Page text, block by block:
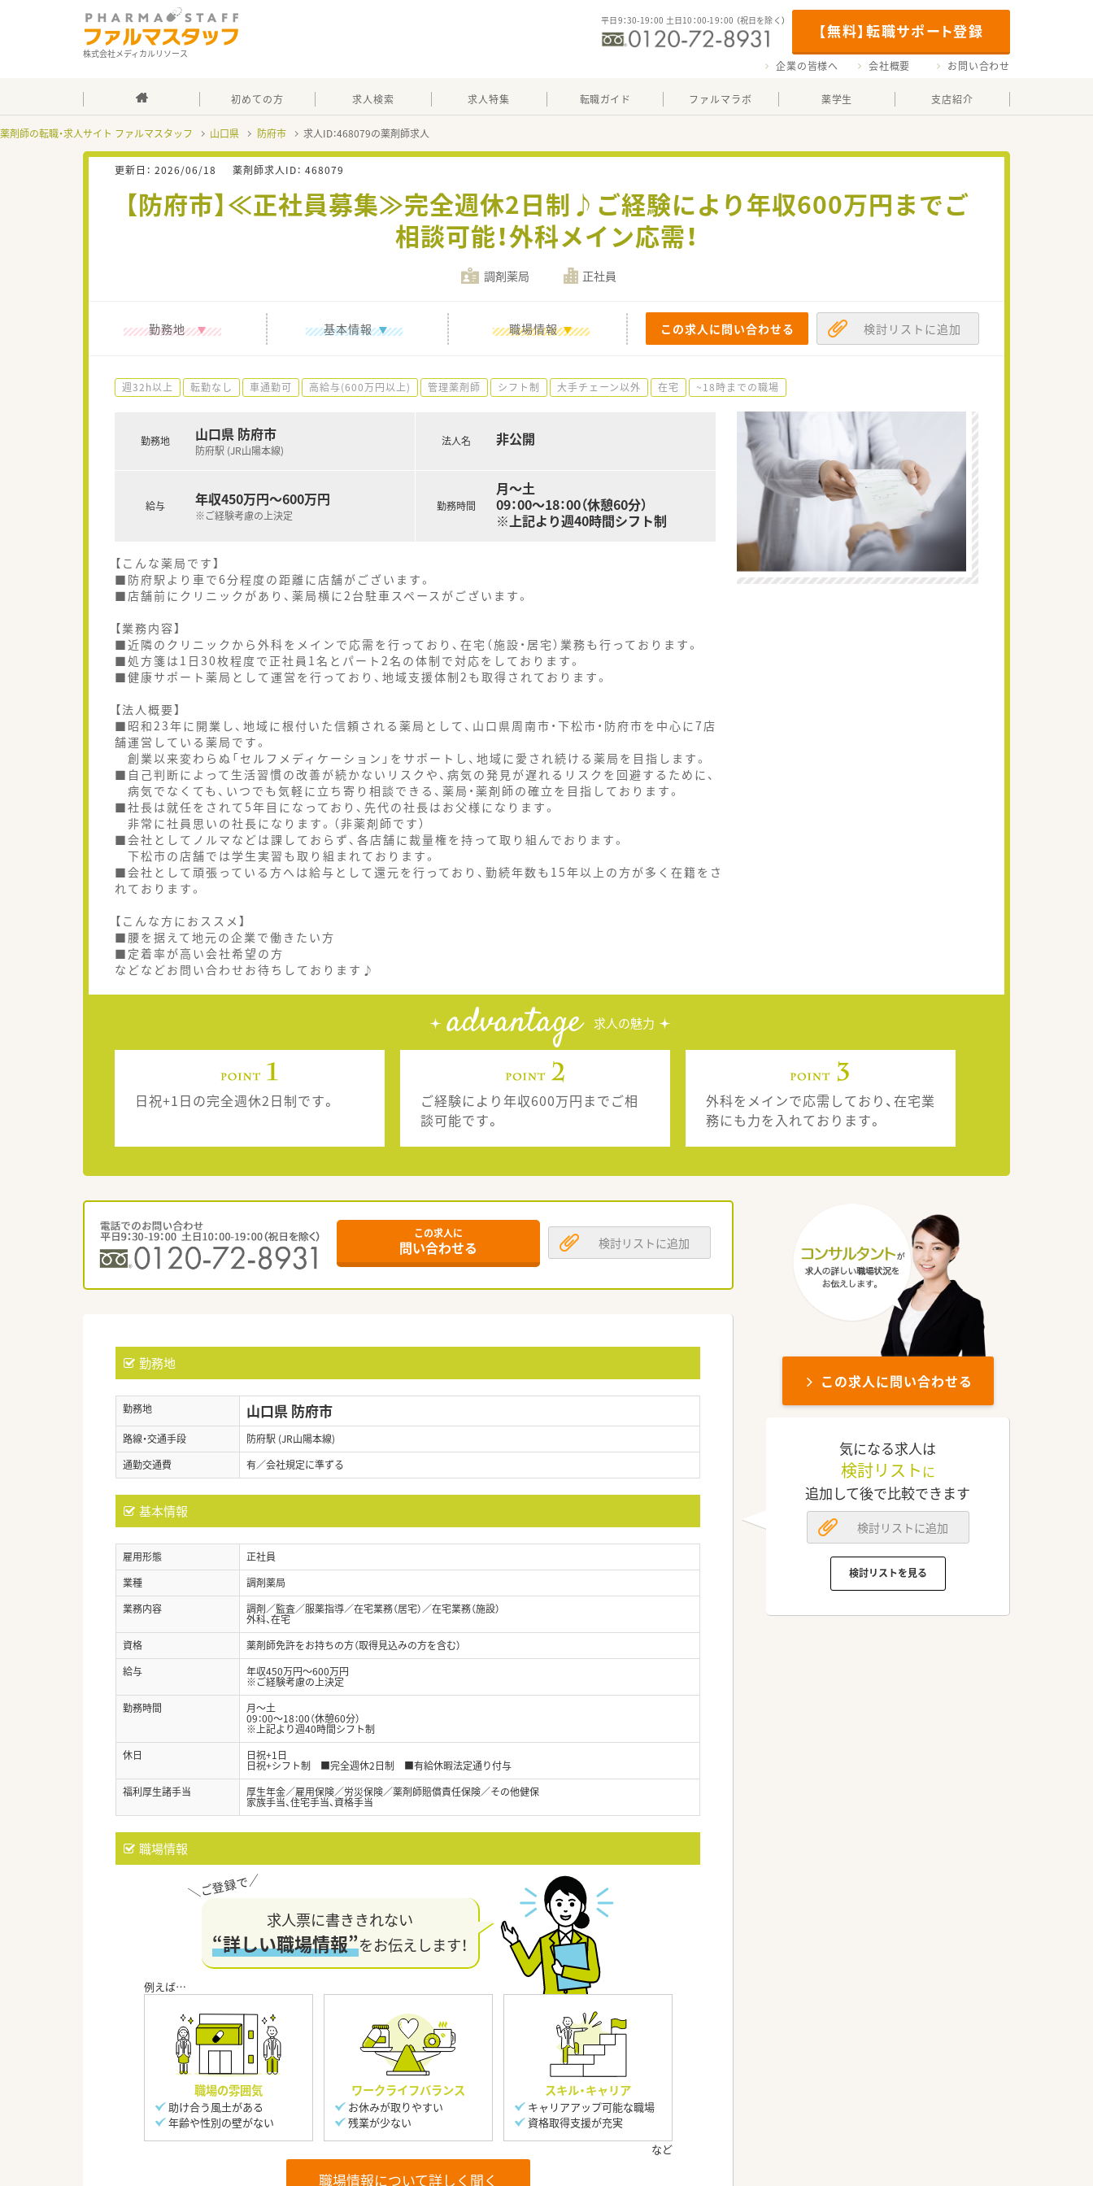
株式会社メディカルリソース
【無料】転職サポート登録
平日9：30-19：00 土日10：00-19：00 （祝日を除く）
企業の皆様へ 会社概要 お問い合わせ
初めての方 求人検索 求人特集 転職ガイド ファルマラボ 薬学生 支店紹介
薬剤師の転職・求人サイト ファルマスタッフ 山口県 防府市 求人ID：468079の薬剤師求人
更新日： 2026/06/18 薬剤師求人ID： 468079
【防府市】≪正社員募集≫完全週休2日制♪ご経験により年収600万円までご
相談可能！外科メイン応需！
調剤薬局 正社員
勤務地 基本情報 職場情報 この求人に問い合わせる 検討リストに追加
週32h以上 転勤なし 車通勤可 高給与(600万円以上) 管理薬剤師 シフト制 大手チェーン以外 在宅 ~18時までの職場
勤務地 山口県 防府市
防府駅 (JR山陽本線)
給与 年収450万円～600万円
※ご経験考慮の上決定
法人名 非公開
勤務時間
月～土
09：00～18：00（休憩60分）
※上記より週40時間シフト制
【こんな薬局です】
■防府駅より車で6分程度の距離に店舗がございます。
■店舗前にクリニックがあり、薬局横に2台駐車スペースがございます。
【業務内容】
■近隣のクリニックから外科をメインで応需を行っており、在宅（施設・居宅）業務も行っております。
■処方箋は1日30枚程度で正社員1名とパート2名の体制で対応をしております。
■健康サポート薬局として運営を行っており、地域支援体制2も取得されております。
【法人概要】
■昭和23年に開業し、地域に根付いた信頼される薬局として、山口県周南市・下松市・防府市を中心に7店
舗運営している薬局です。
創業以来変わらぬ「セルフメディケーション」をサポートし、地域に愛され続ける薬局を目指します。
■自己判断によって生活習慣の改善が続かないリスクや、病気の発見が遅れるリスクを回避するために、
病気でなくても、いつでも気軽に立ち寄り相談できる、薬局・薬剤師の確立を目指しております。
■社長は就任をされて5年目になっており、先代の社長はお父様になります。
非常に社員思いの社長になります。（非薬剤師です）
■会社としてノルマなどは課しておらず、各店舗に裁量権を持って取り組んでおります。
下松市の店舗では学生実習も取り組まれております。
■会社として頑張っている方へは給与として還元を行っており、勤続年数も15年以上の方が多く在籍をさ
れております。
【こんな方におススメ】
■腰を据えて地元の企業で働きたい方
■定着率が高い会社希望の方
などなどお問い合わせお待ちしております♪
advantage 求人の魅力
日祝+1日の完全週休2日制です。
ご経験により年収600万円までご相
談可能です。
外科をメインで応需しており、在宅業
務にも力を入れております。
この求人に
問い合わせる 検討リストに追加
勤務地
勤務地 山口県 防府市
路線・交通手段
防府駅 (JR山陽本線)
通勤交通費
有／会社規定に準ずる
基本情報
雇用形態
正社員
業種
調剤薬局
業務内容
調剤／監査／服薬指導／在宅業務（居宅）／在宅業務（施設）
外科、在宅
資格
薬剤師免許をお持ちの方（取得見込みの方を含む）
給与
年収450万円～600万円
※ご経験考慮の上決定
勤務時間
月～土
09：00～18：00（休憩60分）
※上記より週40時間シフト制
休日
日祝+1日
日祝+シフト制 ■完全週休2日制 ■有給休暇法定通り付与
福利厚生諸手当
厚生年金／雇用保険／労災保険／薬剤師賠償責任保険／その他健保
家族手当、住宅手当、資格手当
職場情報
求人票に書ききれない
“詳しい職場情報”をお伝えします！
職場の雰囲気
助け合う風土がある
年齢や性別の壁がない
ワークライフバランス
お休みが取りやすい
残業が少ない
スキル・キャリア
キャリアアップ可能な職場
資格取得支援が充実
職場情報について詳しく聞く
この求人に問い合わせる
気になる求人は
検討リスト に
追加して後で比較できます
検討リストに追加
検討リストを見る